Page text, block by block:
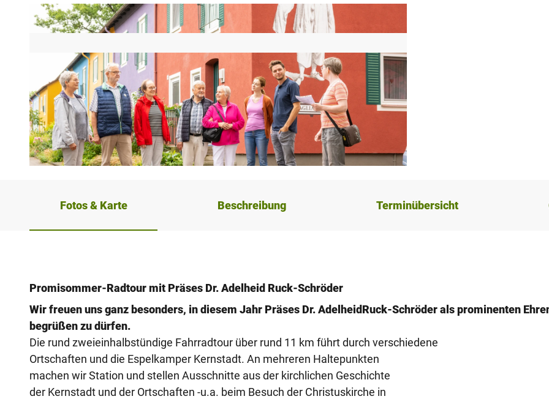
Fotos & Karte Beschreibung Terminübersicht
Promisommer-Radtour mit Präses Dr. Adelheid Ruck-Schröder
Wir freuen uns ganz besonders, in diesem Jahr Präses Dr. AdelheidRuck-Schröder als prominenten
begrüßen zu dürfen.
Die rund zweieinhalbstündige Fahrradtour über rund 11 km führt durch verschiedene
Ortschaften und die Espelkamper Kernstadt. An mehreren Haltepunkten
machen wir Station und stellen Ausschnitte aus der kirchlichen Geschichte
der Kernstadt und der Ortschaften -u.a. beim Besuch der Christuskirche in